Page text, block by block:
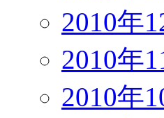
2010年
2010年
2010年